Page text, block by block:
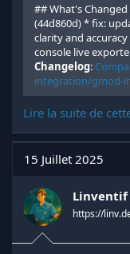
## What's
(44d860d) * fix:
clarity and
console live
Changelog:
integration/gmod-
Lire la suite de
15 Juillet 2025
Linventif
https://